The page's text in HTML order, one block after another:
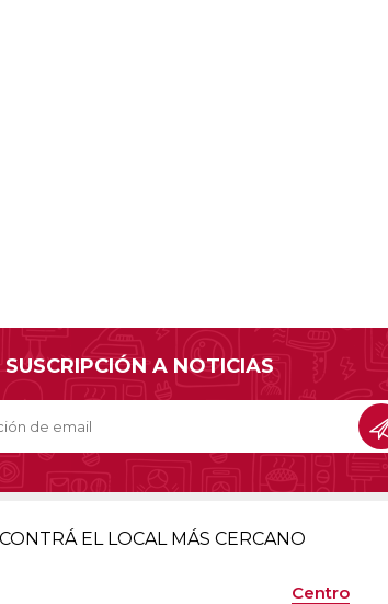
SUSCRIPCIÓN A NOTICIAS
EL LOCAL MÁS CERCANO
Centro